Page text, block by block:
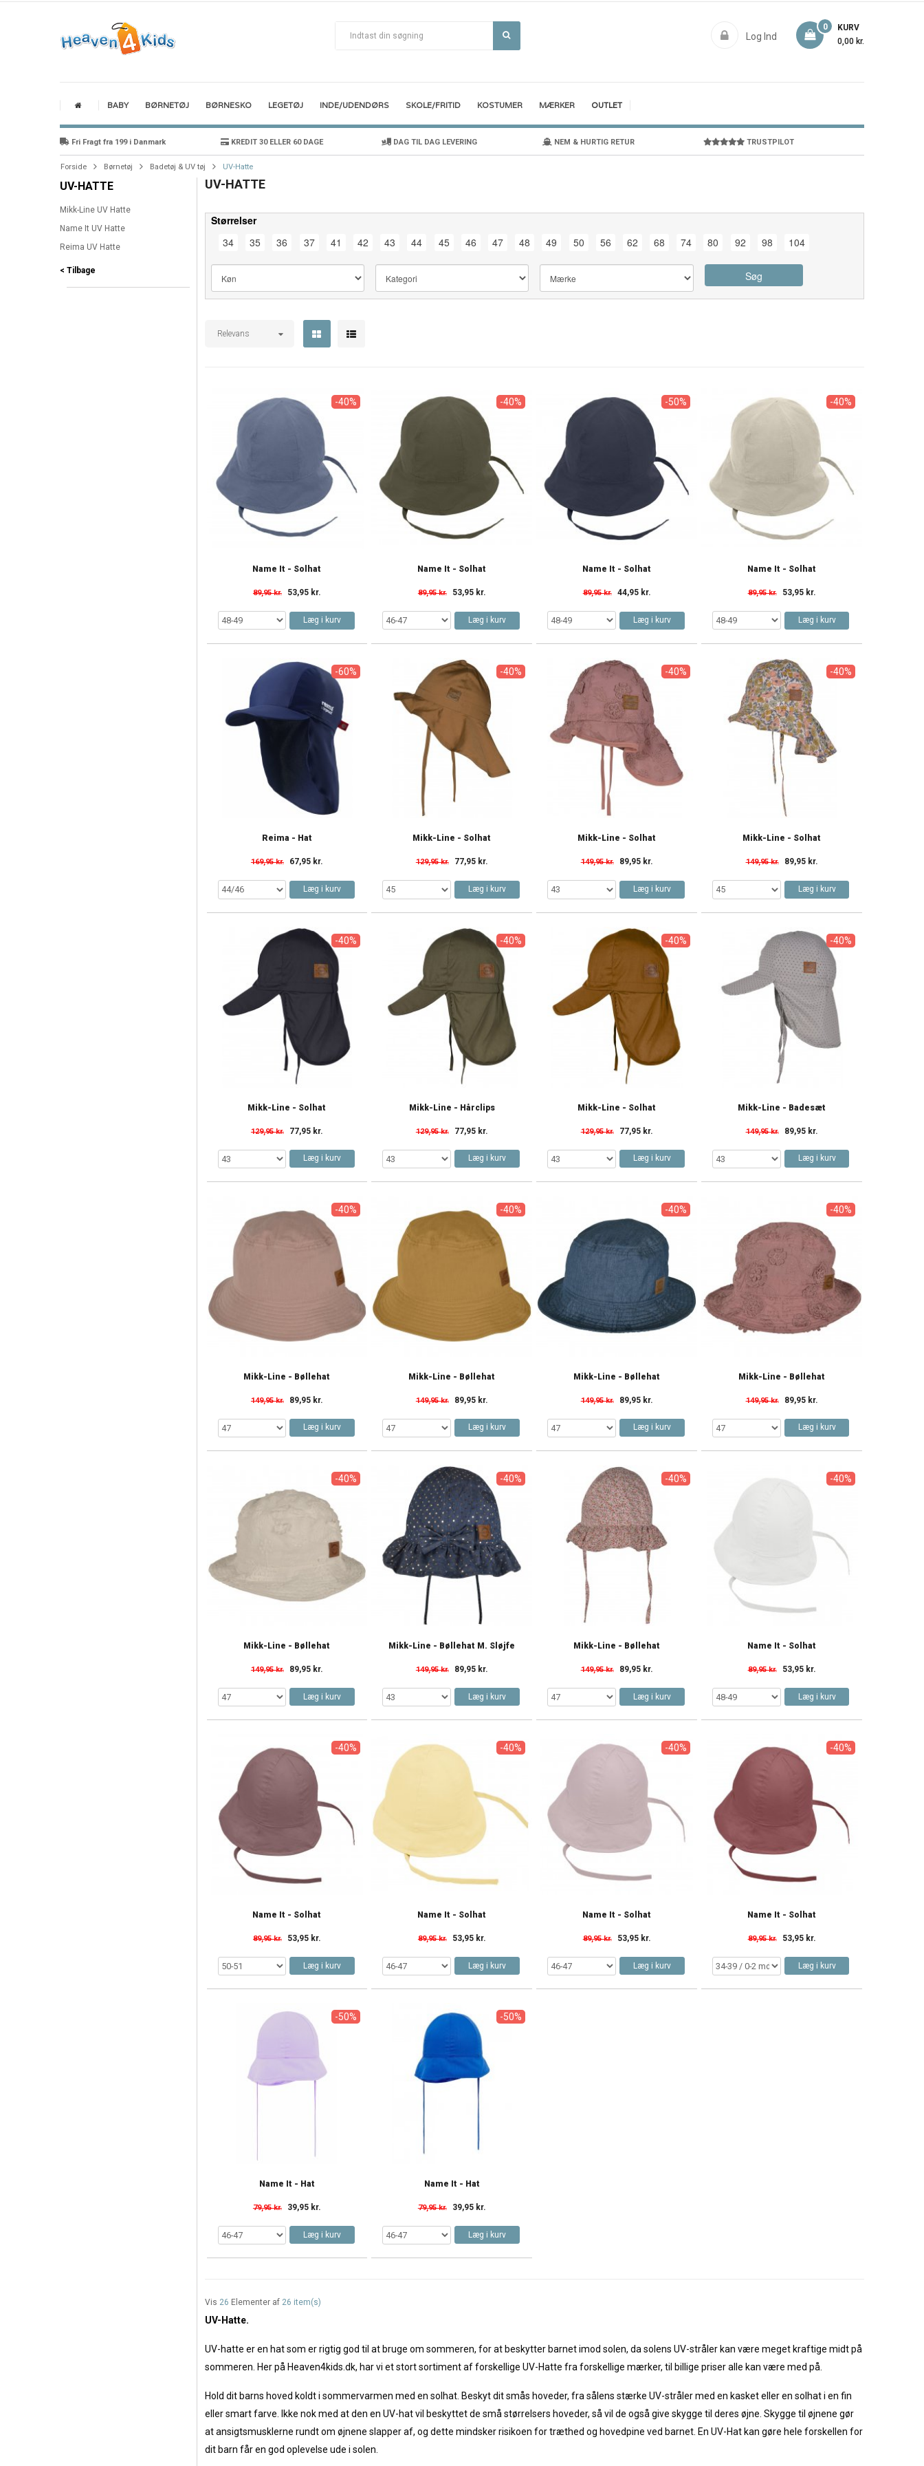
Log Ind
KURV
0
0,00 kr.
BABY BØRNETØJ BØRNESKO LEGETØJ INDE/UDENDØRS SKOLE/FRITID KOSTUMER MÆRKER OUTLET
Fri Fragt fra 199 i Danmark KREDIT 30 ELLER 60 DAGE DAG TIL DAG LEVERING NEM & HURTIG RETUR TRUSTPILOT
Forside Børnetøj Badetøj & UV tøj UV-Hatte
UV-HATTE
Mikk-Line UV Hatte
Name It UV Hatte
Reima UV Hatte
< Tilbage
UV-HATTE
Størrelser
34
35 36 37 41 42 43 44 45 46 47 48 49 50 56 62 68 74 80 92 98 104
Søg
Relevans
-40%
Name It - Solhat
89,95 kr. 53,95 kr.
Læg i kurv
-40%
Name It - Solhat
89,95 kr. 53,95 kr.
Læg i kurv
-50%
Name It - Solhat
89,95 kr. 44,95 kr.
Læg i kurv
-40%
Name It - Solhat
89,95 kr. 53,95 kr.
Læg i kurv
-60%
Reima - Hat
169,95 kr. 67,95 kr.
Læg i kurv
-40%
Mikk-Line - Solhat
129,95 kr. 77,95 kr.
Læg i kurv
-40%
Mikk-Line - Solhat
149,95 kr. 89,95 kr.
Læg i kurv
-40%
Mikk-Line - Solhat
149,95 kr. 89,95 kr.
Læg i kurv
-40%
Mikk-Line - Solhat
129,95 kr. 77,95 kr.
Læg i kurv
-40%
Mikk-Line - Hårclips
129,95 kr. 77,95 kr.
Læg i kurv
-40%
Mikk-Line - Solhat
129,95 kr. 77,95 kr.
Læg i kurv
-40%
Mikk-Line - Badesæt
149,95 kr. 89,95 kr.
Læg i kurv
-40%
Mikk-Line - Bøllehat
149,95 kr. 89,95 kr.
Læg i kurv
-40%
Mikk-Line - Bøllehat
149,95 kr. 89,95 kr.
Læg i kurv
-40%
Mikk-Line - Bøllehat
149,95 kr. 89,95 kr.
Læg i kurv
-40%
Mikk-Line - Bøllehat
149,95 kr. 89,95 kr.
Læg i kurv
-40%
Mikk-Line - Bøllehat
149,95 kr. 89,95 kr.
Læg i kurv
-40%
Mikk-Line - Bøllehat M. Sløjfe
149,95 kr. 89,95 kr.
Læg i kurv
-40%
Mikk-Line - Bøllehat
149,95 kr. 89,95 kr.
Læg i kurv
-40%
Name It - Solhat
89,95 kr. 53,95 kr.
Læg i kurv
-40%
Name It - Solhat
89,95 kr. 53,95 kr.
Læg i kurv
-40%
Name It - Solhat
89,95 kr. 53,95 kr.
Læg i kurv
-40%
Name It - Solhat
89,95 kr. 53,95 kr.
Læg i kurv
-40%
Name It - Solhat
89,95 kr. 53,95 kr.
Læg i kurv
-50%
Name It - Hat
79,95 kr. 39,95 kr.
Læg i kurv
-50%
Name It - Hat
79,95 kr. 39,95 kr.
Læg i kurv
Vis 26 Elementer af 26 item(s)
UV-Hatte.
UV-hatte er en hat som er rigtig god til at bruge om sommeren, for at beskytter barnet imod solen, da solens UV-stråler kan være meget kraftige midt på
sommeren. Her på Heaven4kids.dk, har vi et stort sortiment af forskellige UV-Hatte fra forskellige mærker, til billige priser alle kan være med på.
Hold dit barns hoved koldt i sommervarmen med en solhat. Beskyt dit smås hoveder, fra sålens stærke UV-stråler med en kasket eller en solhat i en fin
eller smart farve. Ikke nok med at den en UV-hat vil beskyttet de små størrelsers hoveder, så vil de også give skygge til deres øjne. Skygge til øjnene gør
at ansigtsmusklerne rundt om øjnene slapper af, og dette mindsker risikoen for træthed og hovedpine ved barnet. En UV-Hat kan gøre hele forskellen for
dit barn får en god oplevelse ude i solen.